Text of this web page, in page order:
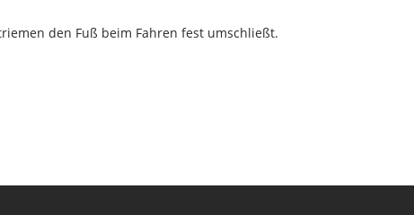
den Fuß beim Fahren fest umschließt.